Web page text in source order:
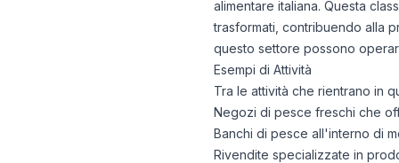
alimentare italiana. Questa
trasformati, contribuendo alla
questo settore possono
Esempi di Attività
Tra le attività che rientrano in
Negozi di pesce freschi che
Banchi di pesce all'interno di
Rivendite specializzate in